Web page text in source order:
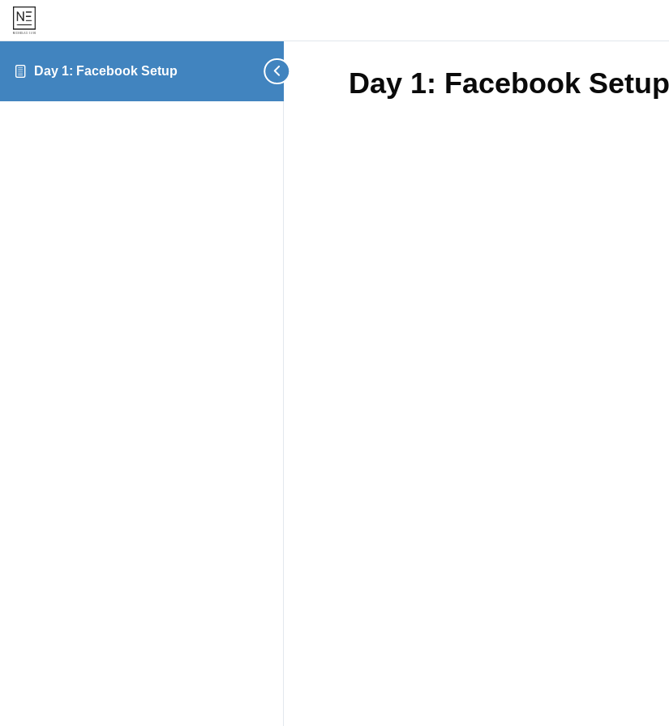
Day 1: Facebook Setup Day 1: Facebook Setup